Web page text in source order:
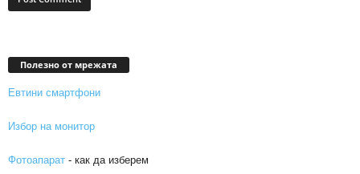
Полезно от мрежата
Евтини смартфони
Избор на монитор
Фотоапарат - как да изберем